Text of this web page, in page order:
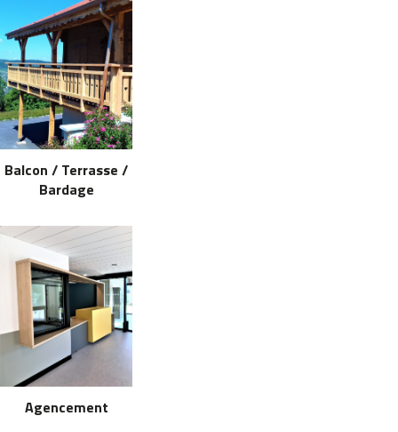
Balcon / Terrasse /
Bardage
Agencement